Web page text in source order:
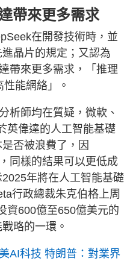
帶來更多需求
在開發技術時，並
晶片的規定；又認為
帶來更多需求，「推理
能網絡」。
析師均在質疑，微軟、
英偉達的人工智能基礎
否被浪費了，因
同樣的結果可以更低成
年將在人工智能基礎
行政總裁朱克伯格上周
資600億至650億美元的
略的一環。
AI科技 特朗普：對業界